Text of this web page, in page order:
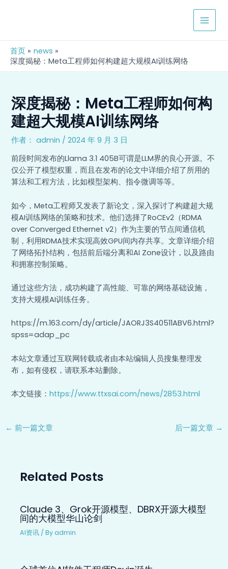
MAIN
首页
news
深度揭秘：Meta工程师如何构建超大规模AI训练网络
深度揭秘：Meta工程师如何构
建超大规模AI训练网络
作者： admin /2024 年 9 月 3 日
前段时间发布的Llama 3.1 405B可谓是LLM界的良心开源。不
仅公开了模型权重，而且在发布的论文中详细介绍了所用的
算法和工程方法，比如模型架构、指令微调等等。
如今，Meta工程师又发表了新论文，深入探讨了构建超大规
模AI训练网络的策略和技术。他们选择了RoCEv2（RDMA
over Converged Ethernet v2）作为主要的节点间通信机
制，利用RDMA技术实现高效GPU间内存共享。文章详细介绍
了网络拓扑结构，包括前后端分离和AI Zone设计，以及路由
和拥塞控制策略。
通过这些方法，成功构建了高性能、可靠的网络基础设施，
支持大规模AI训练任务。
https://m.163.com/dy/article/JAORJ3S40511ABV6.html?
spss=adap_pc
本站文章通过互联网转载或者由本站编辑人员搜集整理发
布，如有侵权，请联系本站删除。
本文链接：https://www.ttxsai.com/news/2853.html
← 前一篇文章 后一篇文章 →
Related Posts
Claude 3、Grok开源模型、DBRX开源大模型
间的大模型华山论剑
AI资讯 / Byadmin